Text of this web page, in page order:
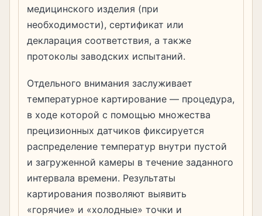
медицинского изделия (при
необходимости), сертификат или
декларация соответствия, а также
протоколы заводских испытаний.
Отдельного внимания заслуживает
температурное картирование — процедура,
в ходе которой с помощью множества
прецизионных датчиков фиксируется
распределение температур внутри пустой
и загруженной камеры в течение заданного
интервала времени. Результаты
картирования позволяют выявить
«горячие» и «холодные» точки и